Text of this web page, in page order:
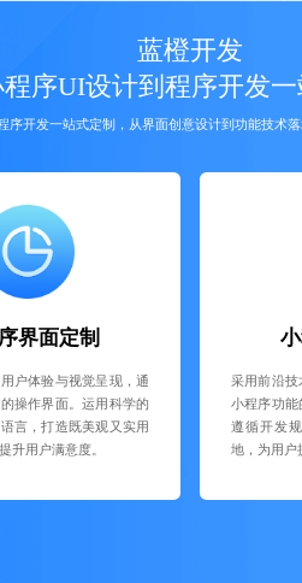
蓝橙开发
序UI设计到程序开发一
序开发一站式定制，从界面创意设计到功能技术
界面定制
户体验与视觉呈现，通
操作界面。运用科学的
言，打造既美观又实用
升用户满意度。
采用前沿技
小程序功能
遵循开发
地，为用户